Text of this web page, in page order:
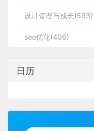
设计管理与成长(593)
seo优化(406)
日历